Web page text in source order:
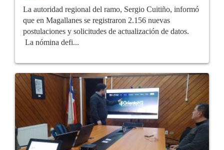
La autoridad regional del ramo, Sergio Cuitiño, informó
que en Magallanes se registraron 2.156 nuevas
postulaciones y solicitudes de actualización de datos.
La nómina defi...